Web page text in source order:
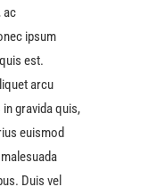
ac
ipsum
est.
arcu
gravida quis,
euismod
Duis vel